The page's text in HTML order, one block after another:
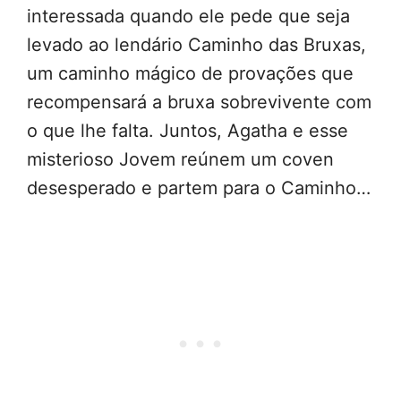
interessada quando ele pede que seja
levado ao lendário Caminho das Bruxas,
um caminho mágico de provações que
recompensará a bruxa sobrevivente com
o que lhe falta. Juntos, Agatha e esse
misterioso Jovem reúnem um coven
desesperado e partem para o Caminho…